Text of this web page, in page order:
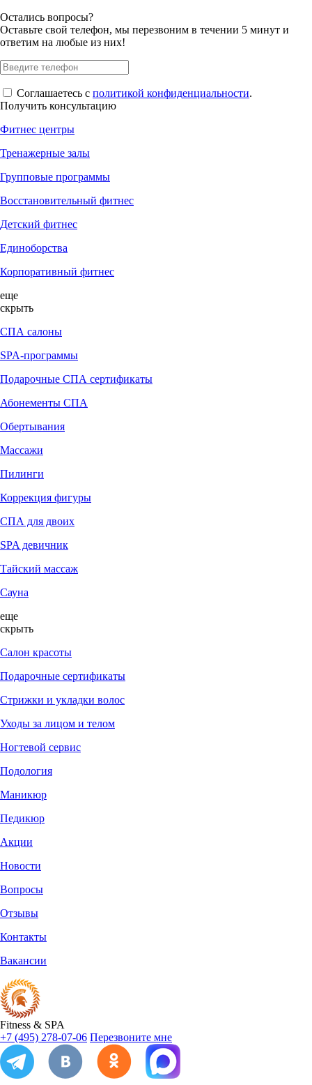
Остались вопросы?
Оставьте свой телефон, мы перезвоним в течении 5 минут и
ответим на любые из них!
Соглашаетесь с политикой конфиденциальности.
Получить консультацию
Фитнес центры
Тренажерные залы
Групповые программы
Восстановительный фитнес
Детский фитнес
Единоборства
Корпоративный фитнес
еще
скрыть
СПА салоны
SPA-программы
Подарочные СПА сертификаты
Абонементы СПА
Обертывания
Массажи
Пилинги
Коррекция фигуры
СПА для двоих
SPA девичник
Тайский массаж
Сауна
еще
скрыть
Салон красоты
Подарочные сертификаты
Стрижки и укладки волос
Уходы за лицом и телом
Ногтевой сервис
Подология
Маникюр
Педикюр
Акции
Новости
Вопросы
Отзывы
Контакты
Вакансии
Fitness & SPA
+7 (495) 278-07-06 Перезвоните мне